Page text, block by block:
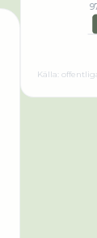
Källa: